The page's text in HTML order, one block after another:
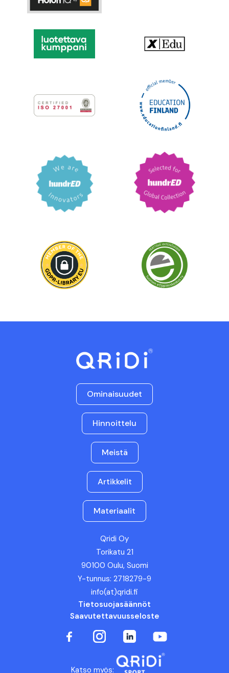
Ominaisuudet
Hinnoittelu
Meistä
Artikkelit
Materiaalit
Qridi Oy
Torikatu 21
90100 Oulu, Suomi
Y-tunnus: 2718279-9
info(at)qridi.fi
Tietosuojasäännöt
Saavutettavuusseloste
Katso myös: